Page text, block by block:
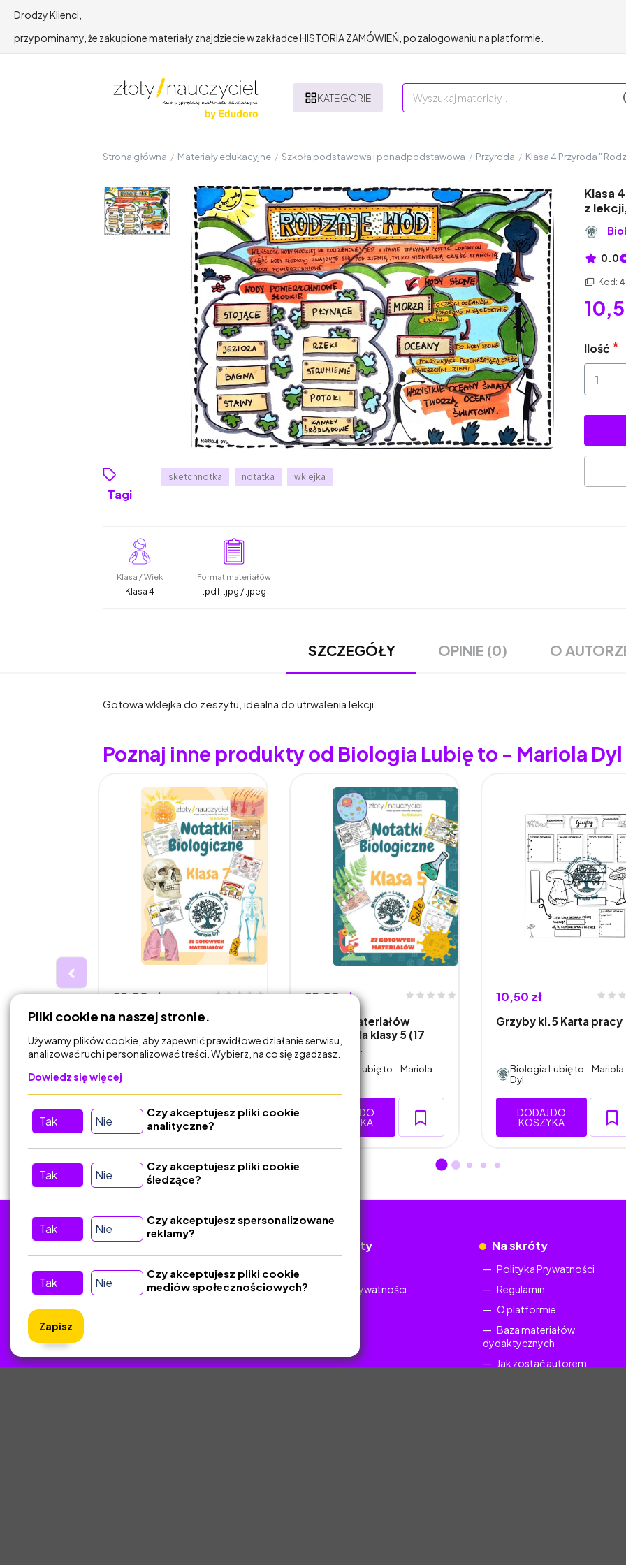
Drodzy Klienci,
przypominamy, że zakupione materiały znajdziecie w zakładce HISTORIA ZAMÓWIEŃ, po zalogowaniu na platformie.
KATEGORIE
Strona główna / Materiały edukacyjne / Szkoła podstawowa i ponadpodstawowa / Przyroda / Klasa 4 Przyroda "
Tagi
sketchnotka notatka wklejka
Klasa
z
0.0
Kod:
Ilość
Klasa / Wiek
Klasa 4
Format materiałów
.pdf, .jpg / .jpeg
SZCZEGÓŁY OPINIE (0) O
Gotowa wklejka do zeszytu, idealna do utrwalenia lekcji.
Poznaj inne produkty od Biologia Lubię to - Mariola Dyl
4, cały
59,00 zł
Zestaw materiałów
biologia dla klasy 7 (15
kolorow…
DODAJ DO
KOSZYKA
59,00 zł
Zestaw materiałów
biologia dla klasy 5 (17
gotowyc…
Biologia Lubię to - Mariola
DODAJ DO
KOSZYKA
10,50 zł
Grzyby kl.5 Karta pracy
Biologia Lubię to - Mariola
Dyl
DODAJ DO
KOSZYKA
Tu nas znajdziesz
Kontakt
Śledź nas w Social Media
Dokumenty
Polityka Prywatności
Na skróty
Polityka Prywatności
Regulamin
O platformie
Baza materiałów
dydaktycznych
Jak zostać autorem
Pliki cookie na naszej stronie.
Używamy plików cookie, aby zapewnić prawidłowe działanie serwisu,
analizować ruch i personalizować treści. Wybierz, na co się zgadzasz.
Dowiedz się więcej
Tak Nie
Czy akceptujesz pliki cookie
analityczne?
Tak Nie
Czy akceptujesz pliki cookie
śledzące?
Tak Nie
Czy akceptujesz spersonalizowane
reklamy?
Tak Nie
Czy akceptujesz pliki cookie
mediów społecznościowych?
Zapisz